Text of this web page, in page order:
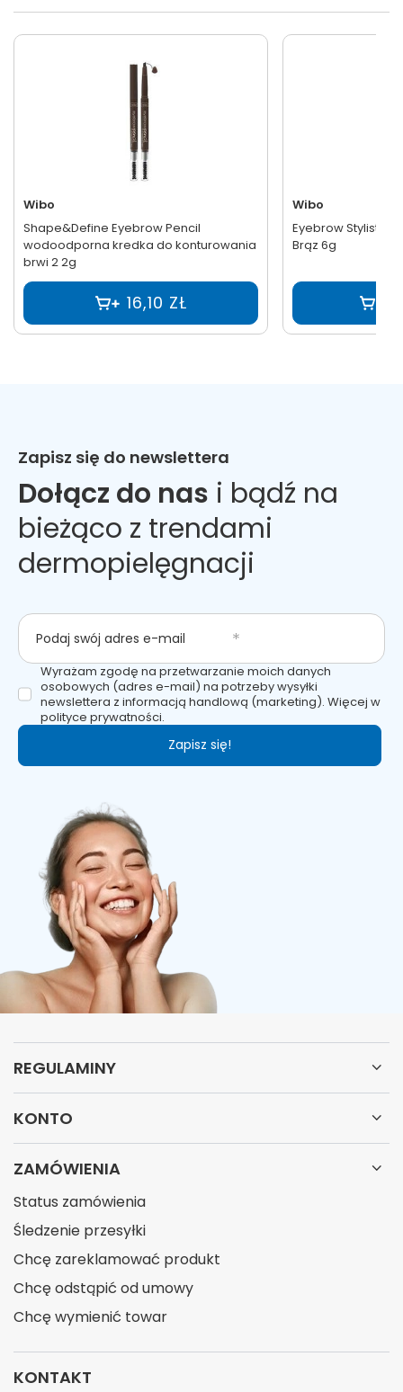
Wibo
Shape&Define Eyebrow Pencil
wodoodporna kredka do konturowania
brwi 2 2g
16,10 ZŁ
Wibo
Eyebrow Stylist
Brąz 6g
Zapisz się do newslettera
Dołącz do nas i bądź na
bieżąco z trendami
dermopielęgnacji
Podaj swój adres e-mail
Wyrażam zgodę na przetwarzanie moich danych
osobowych (adres e-mail) na potrzeby wysyłki
newslettera z informacją handlową (marketing). Więcej w
polityce prywatności.
Zapisz się!
REGULAMINY
KONTO
ZAMÓWIENIA
Status zamówienia
Śledzenie przesyłki
Chcę zareklamować produkt
Chcę odstąpić od umowy
Chcę wymienić towar
KONTAKT